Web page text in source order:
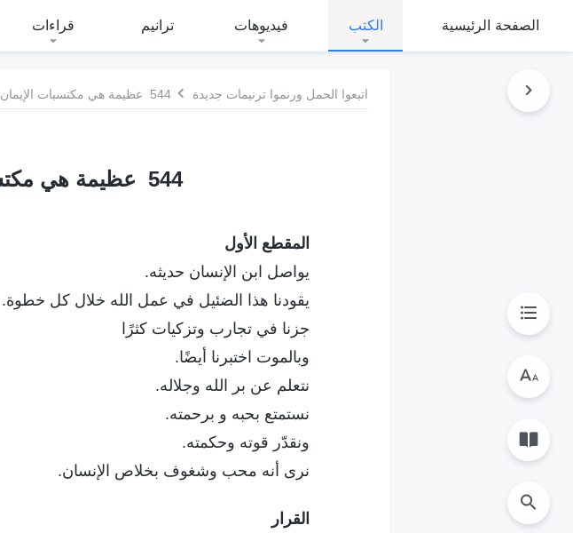
الصفحة الرئيسية الكتب فيديوهات ترانيم قراءات
اتبعوا الحمل ورنموا ترنيمات جديدة 544 عظيمة هي مكتسبات الإيمان بالإله العملي
544 عظيمة هي مكتسبات الإيمان بالإله العملي
المقطع الأول
يواصل ابن الإنسان حديثه.
يقودنا هذا الضئيل في عمل الله خلال كل خطوة.
جزنا في تجارب وتزكيات كثرًا
وبالموت اختبرنا أيضًا.
نتعلم عن بر الله وجلاله.
نستمتع بحبه و برحمته.
ونقدّر قوته وحكمته.
نرى أنه محب وشغوف بخلاص الإنسان.
القرار